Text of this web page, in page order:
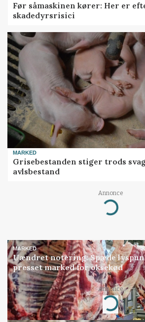
Før såmaskinen kører: Her er
skadedyrsrisici
MARKED
Grisebestanden stiger trods
avlsbestand
Annonce
Loading...
MARKED
Uændret notering: Spæde
presset marked for oksekød
Annonce
Loading...